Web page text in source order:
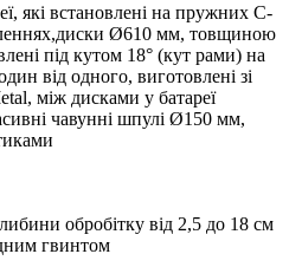
які встановлені на пружних С-
Ø610 мм, товщиною
під кутом 18° (кут рами) на
від одного, виготовлені зі
між дисками у батареї
чавунні шпулі Ø150 мм,
обробітку від 2,5 до 18 см
гвинтом